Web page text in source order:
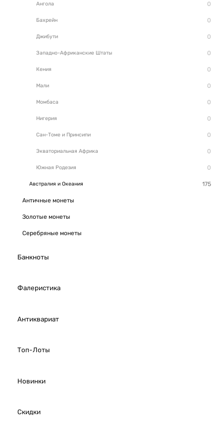
Ангола
Бахрейн
Джибути
Западно-Африканские Штаты
Кения
Мали
Момбаса
Нигерия
Сан-Томе и Принсипи
Экваториальная Африка
Южная Родезия
Австралия и Океания
Античные монеты
Золотые монеты
Серебряные монеты
Банкноты
Фалеристика
Антиквариат
Топ-Лоты
Новинки
Скидки